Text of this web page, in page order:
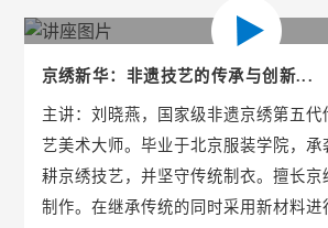
京绣新华：非遗技艺的传承与创新...
主讲：刘晓燕，国家级非遗京绣第五代
艺美术大师。毕业于北京服装学院，承
耕京绣技艺，并坚守传统制衣。擅长京
制作。在继承传统的同时采用新材料进